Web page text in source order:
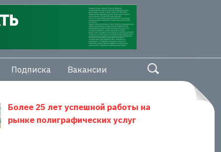
Подписка Вакансии
Более 25 лет успешной работы на
рынке полиграфических услуг